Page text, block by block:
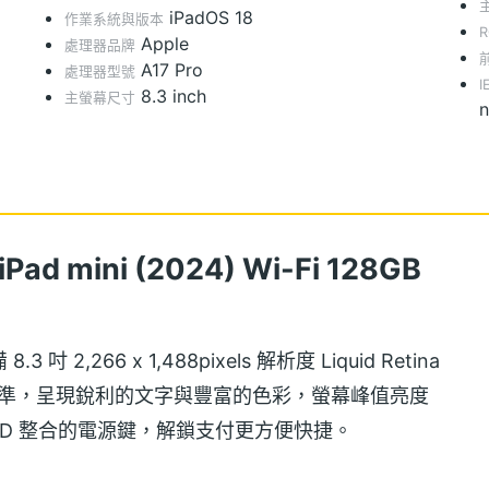
作業系統與版本 iPadOS 18
處理器品牌 Apple
處理器型號 A17 Pro
主螢幕尺寸 8.3 inch
mini (2024) Wi-Fi 128GB
8.3 吋 2,266 x 1,488pixels 解析度 Liquid Retina
，呈現銳利的文字與豐富的色彩，螢幕峰值亮度
合的電源鍵，解鎖支付更方便快捷。